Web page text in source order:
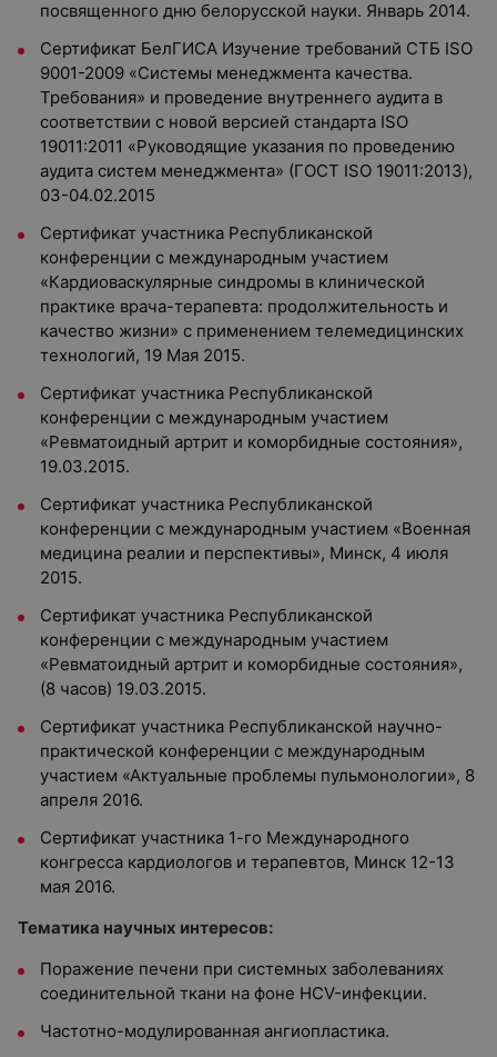
посвященного дню белорусской науки. Январь 2014.
Сертификат БелГИСА Изучение требований СТБ ISO
9001-2009 «Системы менеджмента качества.
Требования» и проведение внутреннего аудита в
соответствии с новой версией стандарта ISO
19011:2011 «Руководящие указания по проведению
аудита систем менеджмента» (ГОСТ ISO 19011:2013),
03-04.02.2015
Сертификат участника Республиканской
конференции с международным участием
«Кардиоваскулярные синдромы в клинической
практике врача-терапевта: продолжительность и
качество жизни» с применением телемедицинских
технологий, 19 Мая 2015.
Сертификат участника Республиканской
конференции с международным участием
«Ревматоидный артрит и коморбидные состояния»,
19.03.2015.
Сертификат участника Республиканской
конференции с международным участием «Военная
медицина реалии и перспективы», Минск, 4 июля
2015.
Сертификат участника Республиканской
конференции с международным участием
«Ревматоидный артрит и коморбидные состояния»,
(8 часов) 19.03.2015.
Сертификат участника Республиканской научно-
практической конференции с международным
участием «Актуальные проблемы пульмонологии», 8
апреля 2016.
Сертификат участника 1-го Международного
конгресса кардиологов и терапевтов, Минск 12-13
мая 2016.
Тематика научных интересов:
Поражение печени при системных заболеваниях
соединительной ткани на фоне HCV-инфекции.
Частотно-модулированная ангиопластика.